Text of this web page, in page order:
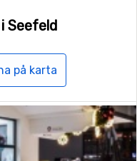
Seefeld
på karta